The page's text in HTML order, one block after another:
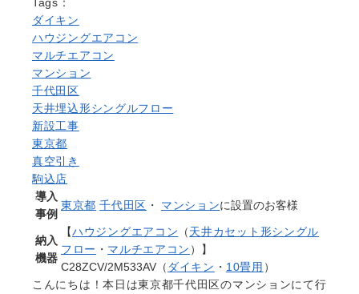
ダイキン
ハウジングエアコン
マルチエアコン
マンション
千代田区
天井埋込形シングルフロー
新設工事
東京都
真空引き
駒込店
導入
事例
東京都 千代田区 ・ マンションに設置のお客様
納入
機器
【ハウジングエアコン （天井カセット形シングル
フロー ・ マルチエアコン ）】
C28ZCV/2M533AV（ ダイキン ・ 10畳用 ）
こんにちは！本日は東京都千代田区のマンションにて行